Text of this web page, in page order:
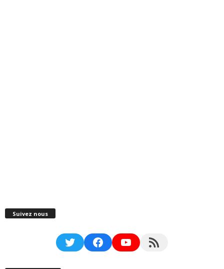
Suivez nous
TwitterFacebookYouTubeRSS Feed